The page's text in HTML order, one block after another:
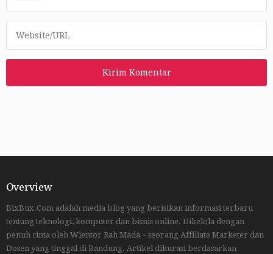
Overview
BixBux.Com adalah media blog yang berisikan informasi terbaru
tentang teknologi, komputer dan bisnis online. Dikelola dengan
penuh cinta oleh Wientor Rah Mada ~ seorang Affiliate Marketer dan
Dosen yang tinggal di Bandung. Artikel dikurasi berdasarkan